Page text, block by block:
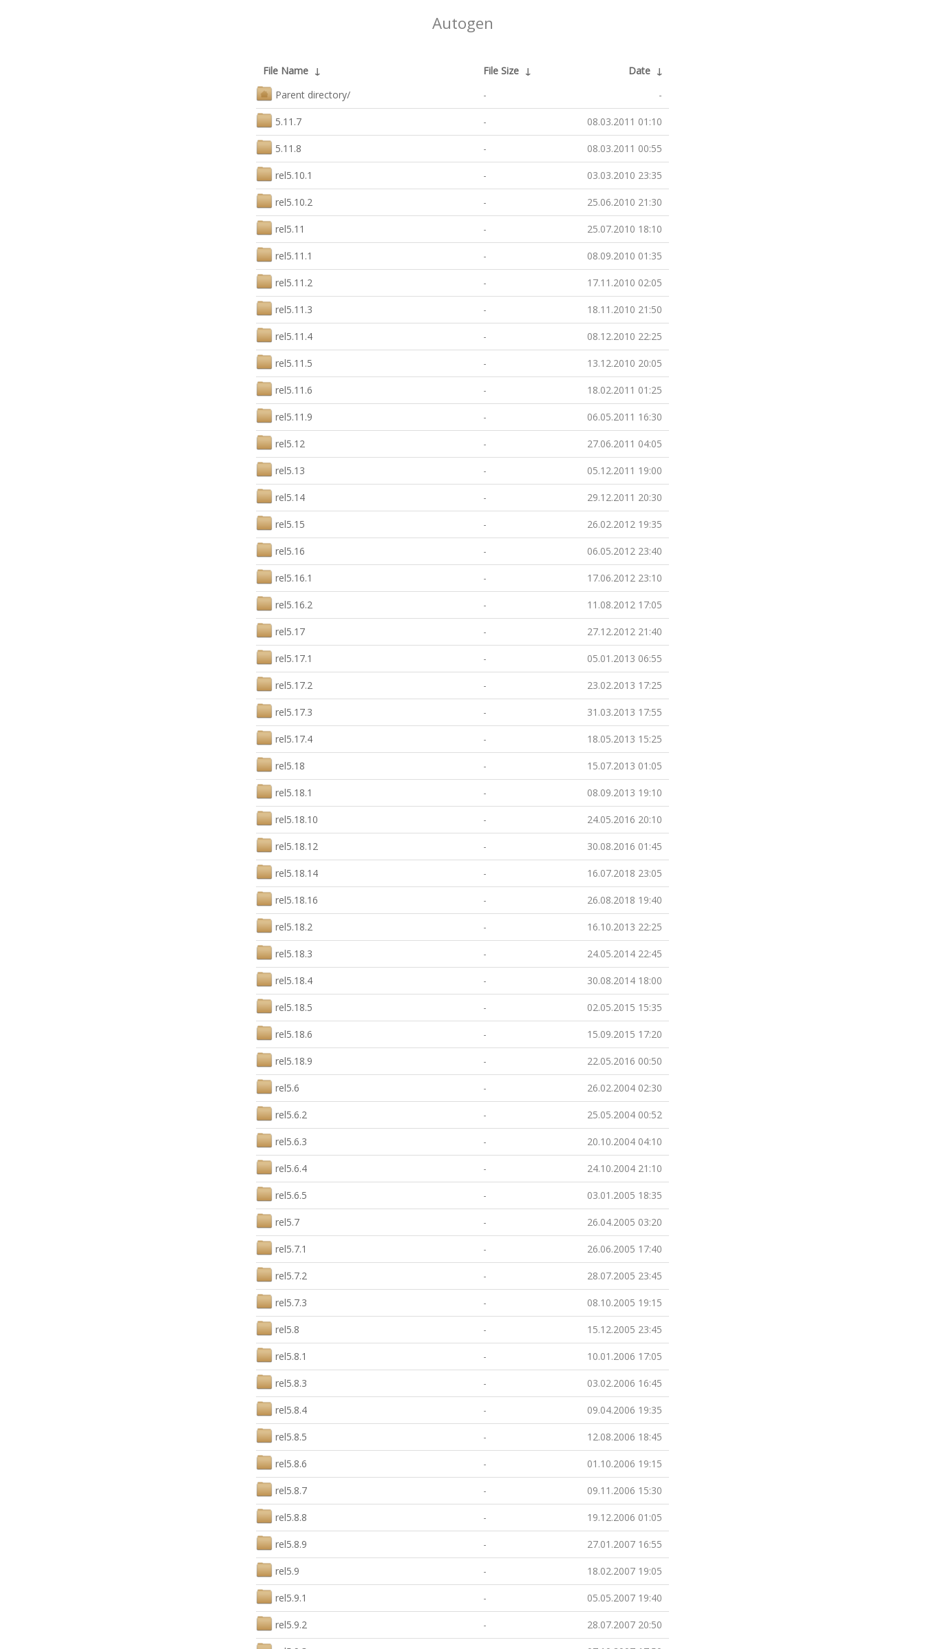
Autogen
File Name ↓ File Size ↓ Date ↓
Parent directory/
- -
5.11.7 - 08.03.2011 01:10
5.11.8 - 08.03.2011 00:55
rel5.10.1 - 03.03.2010 23:35
rel5.10.2 - 25.06.2010 21:30
rel5.11 - 25.07.2010 18:10
rel5.11.1 - 08.09.2010 01:35
rel5.11.2 - 17.11.2010 02:05
rel5.11.3 - 18.11.2010 21:50
rel5.11.4 - 08.12.2010 22:25
rel5.11.5 - 13.12.2010 20:05
rel5.11.6 - 18.02.2011 01:25
rel5.11.9 - 06.05.2011 16:30
rel5.12 - 27.06.2011 04:05
rel5.13 - 05.12.2011 19:00
rel5.14 - 29.12.2011 20:30
rel5.15 - 26.02.2012 19:35
rel5.16 - 06.05.2012 23:40
rel5.16.1 - 17.06.2012 23:10
rel5.16.2 - 11.08.2012 17:05
rel5.17 - 27.12.2012 21:40
rel5.17.1 - 05.01.2013 06:55
rel5.17.2 - 23.02.2013 17:25
rel5.17.3 - 31.03.2013 17:55
rel5.17.4 - 18.05.2013 15:25
rel5.18 - 15.07.2013 01:05
rel5.18.1 - 08.09.2013 19:10
rel5.18.10 - 24.05.2016 20:10
rel5.18.12 - 30.08.2016 01:45
rel5.18.14 - 16.07.2018 23:05
rel5.18.16 - 26.08.2018 19:40
rel5.18.2 - 16.10.2013 22:25
rel5.18.3 - 24.05.2014 22:45
rel5.18.4 - 30.08.2014 18:00
rel5.18.5 - 02.05.2015 15:35
rel5.18.6 - 15.09.2015 17:20
rel5.18.9 - 22.05.2016 00:50
rel5.6 - 26.02.2004 02:30
rel5.6.2 - 25.05.2004 00:52
rel5.6.3 - 20.10.2004 04:10
rel5.6.4 - 24.10.2004 21:10
rel5.6.5 - 03.01.2005 18:35
rel5.7 - 26.04.2005 03:20
rel5.7.1 - 26.06.2005 17:40
rel5.7.2 - 28.07.2005 23:45
rel5.7.3 - 08.10.2005 19:15
rel5.8 - 15.12.2005 23:45
rel5.8.1 - 10.01.2006 17:05
rel5.8.3 - 03.02.2006 16:45
rel5.8.4 - 09.04.2006 19:35
rel5.8.5 - 12.08.2006 18:45
rel5.8.6 - 01.10.2006 19:15
rel5.8.7 - 09.11.2006 15:30
rel5.8.8 - 19.12.2006 01:05
rel5.8.9 - 27.01.2007 16:55
rel5.9 - 18.02.2007 19:05
rel5.9.1 - 05.05.2007 19:40
rel5.9.2 - 28.07.2007 20:50